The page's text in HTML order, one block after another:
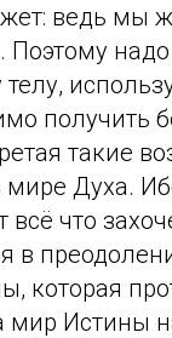
ведь мы
Поэтому
получить
такие
мире Духа.
всё что
в
которая
мир Истины